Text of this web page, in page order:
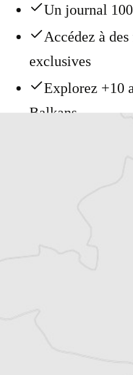
Un journal
Accédez à
exclusives
Explorez +10
Balkans